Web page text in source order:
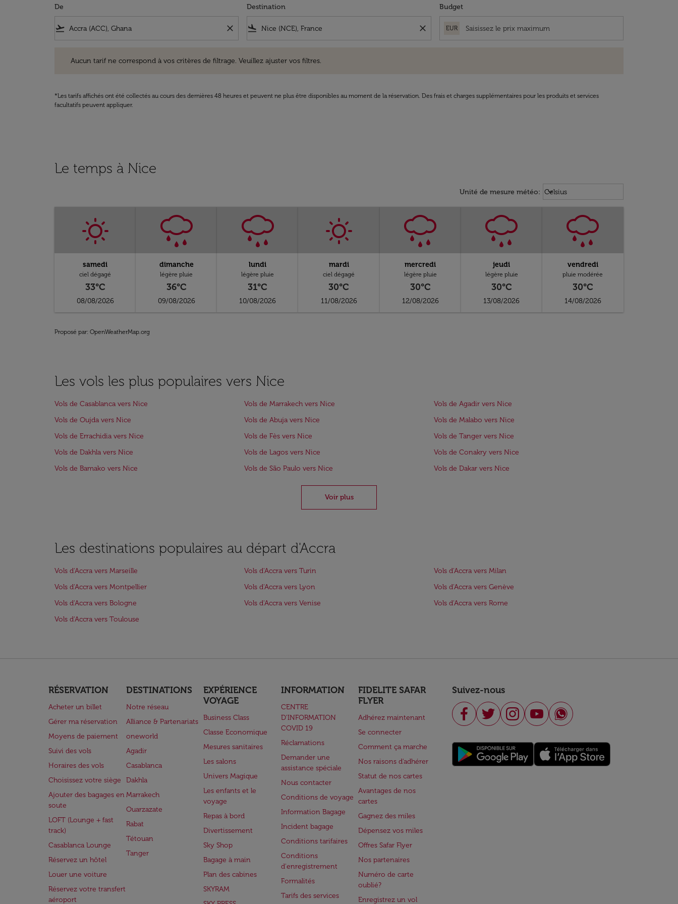
De
flight_takeoff close
Destination
flight_land close
Budget
EUR
Aucun tarif ne correspond à vos critères de filtrage. Veuillez ajuster vos filtres.
*Les tarifs affichés ont été collectés au cours des dernières 48 heures et peuvent ne plus être disponibles au moment de la réservation. Des frais et charges supplémentaires pour les produits et services
facultatifs peuvent appliquer.
Le temps à Nice
Unité de mesure météo: Weather unit option Celsius
Celsius
keyboard_arrow_down
samedi
ciel dégagé
33°C
08/08/2026
dimanche
légère pluie
36°C
09/08/2026
lundi
légère pluie
31°C
10/08/2026
mardi
ciel dégagé
30°C
11/08/2026
mercredi
légère pluie
30°C
12/08/2026
jeudi
légère pluie
30°C
13/08/2026
vendredi
pluie modérée
30°C
14/08/2026
Proposé par: OpenWeatherMap.org
Les vols les plus populaires vers Nice
Vols de Casablanca vers Nice Vols de Marrakech vers Nice
Vols de Agadir vers Nice
Vols de Oujda vers Nice
Vols de Abuja vers Nice
Vols de Malabo vers Nice
Vols de Errachidia vers Nice
Vols de Fès vers Nice
Vols de Tanger vers Nice
Vols de Dakhla vers Nice
Vols de Lagos vers Nice
Vols de Conakry vers Nice
Vols de Bamako vers Nice
Vols de São Paulo vers Nice Vols de Dakar vers Nice
Voir plus
Les destinations populaires au départ d'Accra
Vols d'Accra vers Marseille Vols d'Accra vers Turin
Vols d'Accra vers Milan
Vols d'Accra vers Montpellier
Vols d'Accra vers Lyon
Vols d'Accra vers Genève
Vols d'Accra vers Bologne
Vols d'Accra vers Venise
Vols d'Accra vers Rome
Vols d'Accra vers Toulouse
RÉSERVATION
Acheter un billet
Gérer ma réservation
Moyens de paiement
Suivi des vols
Horaires des vols
Choisissez votre siège
Ajouter des bagages en
soute
LOFT (Lounge + fast
track)
Casablanca Lounge
Réservez un hôtel
Louer une voiture
Réservez votre transfert
aéroport
DESTINATIONS
Notre réseau
Alliance & Partenariats
oneworld
Agadir
Casablanca
Dakhla
Marrakech
Ouarzazate
Rabat
Tétouan
Tanger
EXPÉRIENCE
VOYAGE
Business Class
Classe Economique
Mesures sanitaires
Les salons
Univers Magique
Les enfants et le
voyage
Repas à bord
Divertissement
Sky Shop
Bagage à main
Plan des cabines
SKYRAM
INFORMATION
CENTRE
D’INFORMATION
COVID 19
Réclamations
Demander une
assistance spéciale
Nous contacter
Conditions de voyage
Information Bagage
Incident bagage
Conditions tarifaires
Conditions
d'enregistrement
Formalités
Tarifs des services
FIDELITE SAFAR
FLYER
Adhérez maintenant
Se connecter
Comment ça marche
Nos raisons d'adhérer
Statut de nos cartes
Avantages de nos
cartes
Gagnez des miles
Dépensez vos miles
Offres Safar Flyer
Nos partenaires
Numéro de carte
oublié?
Enregistrez un vol
Suivez-nous